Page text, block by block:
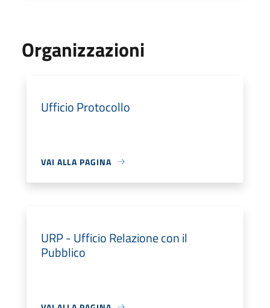
Organizzazioni
Ufficio Protocollo
VAI ALLA PAGINA
URP - Ufficio Relazione con il
Pubblico